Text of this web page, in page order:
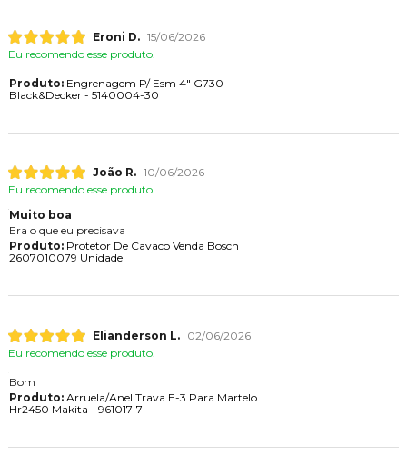
Eroni D. 15/06/2026
Eu recomendo esse produto.
Produto:Engrenagem P/ Esm 4" G730
Black&Decker - 5140004-30
João R. 10/06/2026
Eu recomendo esse produto.
Muito boa
Era o que eu precisava
Produto:Protetor De Cavaco Venda Bosch
2607010079 Unidade
Elianderson L.
02/06/2026
Eu recomendo esse produto.
Bom
Produto:Arruela/Anel Trava E-3 Para Martelo
Hr2450 Makita - 961017-7